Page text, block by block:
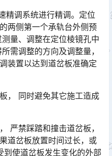
精调系统进行精调。定位
两侧第一个承轨台外侧预
量、调整在定位棱镜孔中
需调整的方向及调整量，
装置以达到道岔板准确定
， 同时避免其它施工造成
严禁踩踏和撞击道岔板，
道岔板放置时间过长，或
使道岔板发生变化的外部